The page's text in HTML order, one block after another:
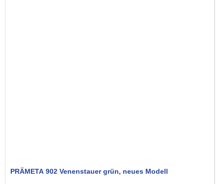
PRÄMETA 902 Venenstauer grün, neues Modell